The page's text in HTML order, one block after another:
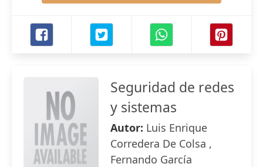
Seguridad de redes
y sistemas
Autor: Luis Enrique
Corredera De Colsa ,
Fernando García